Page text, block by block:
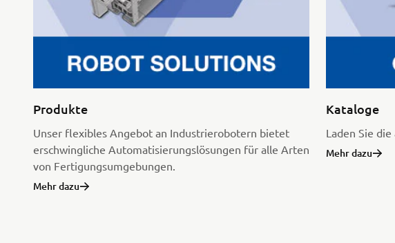
Produkte
Unser flexibles Angebot an Industrierobotern bietet
erschwingliche Automatisierungslösungen für alle Arten
von Fertigungsumgebungen.
Mehr dazu
Kataloge
Laden Sie
Mehr dazu